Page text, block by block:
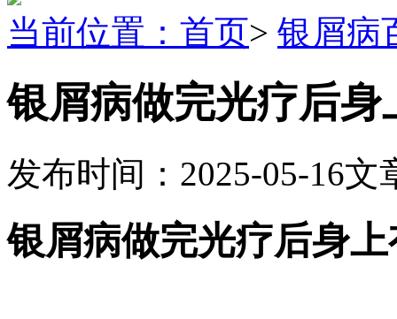
当前位置：首页> 银屑病
银屑病做完光疗后身
发布时间：2025-05-16文
银屑病做完光疗后身